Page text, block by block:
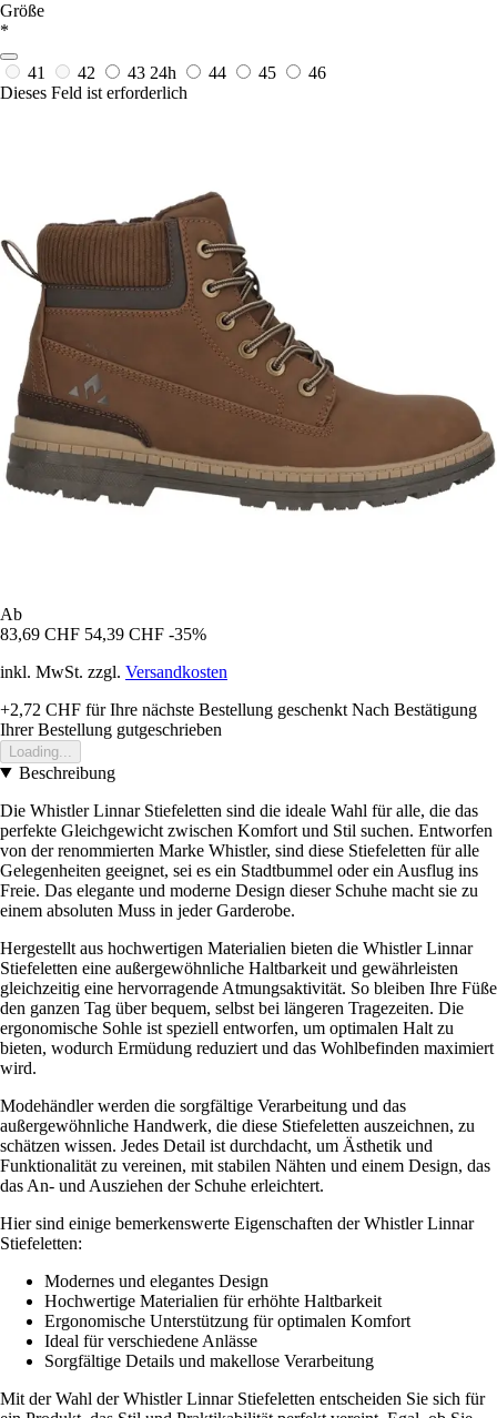
Größe
*
41 42 43 24h 44 45
46
Dieses Feld ist erforderlich
Ab
83,69 CHF 54,39 CHF -35%
inkl. MwSt. zzgl. Versandkosten
+2,72 CHF für Ihre nächste Bestellung geschenkt Nach Bestätigung
Ihrer Bestellung gutgeschrieben
Loading...
Beschreibung
Die Whistler Linnar Stiefeletten sind die ideale Wahl für alle, die das
perfekte Gleichgewicht zwischen Komfort und Stil suchen. Entworfen
von der renommierten Marke Whistler, sind diese Stiefeletten für alle
Gelegenheiten geeignet, sei es ein Stadtbummel oder ein Ausflug ins
Freie. Das elegante und moderne Design dieser Schuhe macht sie zu
einem absoluten Muss in jeder Garderobe.
Hergestellt aus hochwertigen Materialien bieten die Whistler Linnar
Stiefeletten eine außergewöhnliche Haltbarkeit und gewährleisten
gleichzeitig eine hervorragende Atmungsaktivität. So bleiben Ihre Füße
den ganzen Tag über bequem, selbst bei längeren Tragezeiten. Die
ergonomische Sohle ist speziell entworfen, um optimalen Halt zu
bieten, wodurch Ermüdung reduziert und das Wohlbefinden maximiert
wird.
Modehändler werden die sorgfältige Verarbeitung und das
außergewöhnliche Handwerk, die diese Stiefeletten auszeichnen, zu
schätzen wissen. Jedes Detail ist durchdacht, um Ästhetik und
Funktionalität zu vereinen, mit stabilen Nähten und einem Design, das
das An- und Ausziehen der Schuhe erleichtert.
Hier sind einige bemerkenswerte Eigenschaften der Whistler Linnar
Stiefeletten:
Modernes und elegantes Design
Hochwertige Materialien für erhöhte Haltbarkeit
Ergonomische Unterstützung für optimalen Komfort
Ideal für verschiedene Anlässe
Sorgfältige Details und makellose Verarbeitung
Mit der Wahl der Whistler Linnar Stiefeletten entscheiden Sie sich für